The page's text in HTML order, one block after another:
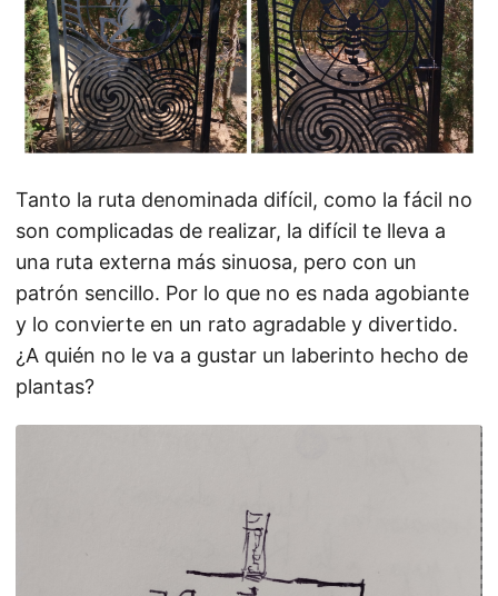
Tanto la ruta denominada difícil, como la fácil no
son complicadas de realizar, la difícil te lleva a
una ruta externa más sinuosa, pero con un
patrón sencillo. Por lo que no es nada agobiante
y lo convierte en un rato agradable y divertido.
¿A quién no le va a gustar un laberinto hecho de
plantas?